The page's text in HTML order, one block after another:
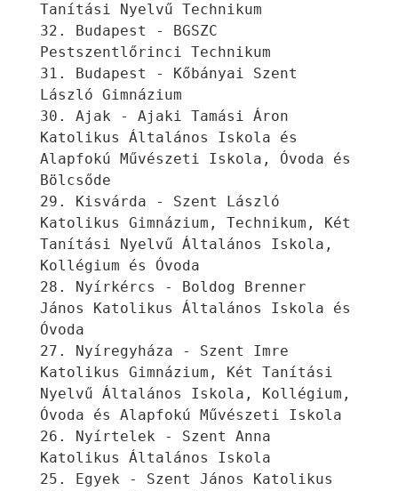
Tanítási Nyelvű Technikum
32. Budapest - BGSZC
Pestszentlőrinci Technikum
31. Budapest - Kőbányai Szent
László Gimnázium
30. Ajak - Ajaki Tamási Áron
Katolikus Általános Iskola és
Alapfokú Művészeti Iskola, Óvoda és
Bölcsőde
29. Kisvárda - Szent László
Katolikus Gimnázium, Technikum, Két
Tanítási Nyelvű Általános Iskola,
Kollégium és Óvoda
28. Nyírkércs - Boldog Brenner
János Katolikus Általános Iskola és
Óvoda
27. Nyíregyháza - Szent Imre
Katolikus Gimnázium, Két Tanítási
Nyelvű Általános Iskola, Kollégium,
Óvoda és Alapfokú Művészeti Iskola
26. Nyírtelek - Szent Anna
Katolikus Általános Iskola
25. Egyek - Szent János Katolikus